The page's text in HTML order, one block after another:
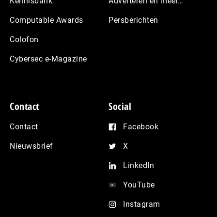
Computable Awards
Colofon
Cybersec e-Magazine
Persberichten
Contact
Contact
Nieuwsbrief
Social
Facebook
X
LinkedIn
YouTube
Instagram